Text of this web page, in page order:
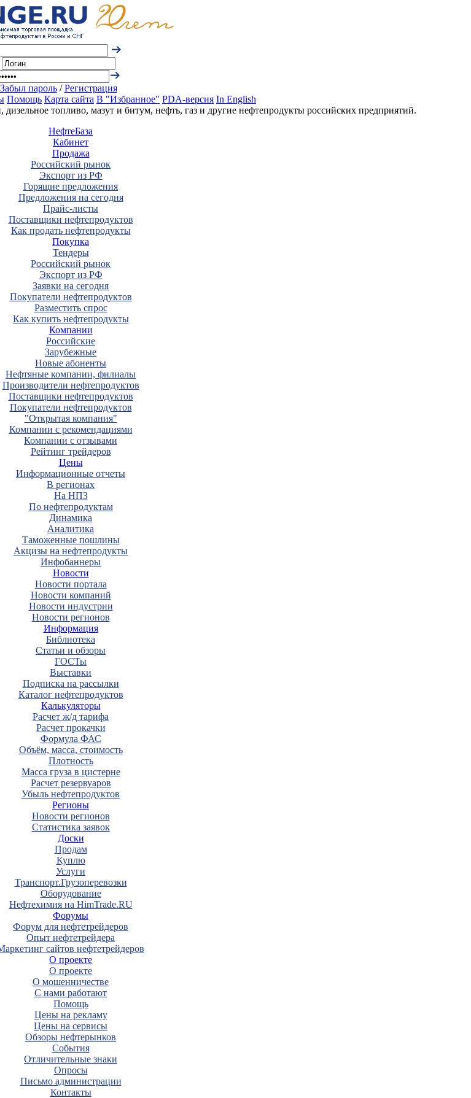
Забыл пароль/Регистрация
Помощь Карта сайта В "Избранное" PDA-версия In English
топливо, мазут и битум, нефть, газ и другие нефтепродукты российских предприятий.
НефтеБаза
Кабинет
Продажа
Российский рынок
Экспорт из РФ
Горящие предложения
Предложения на сегодня
Прайс-листы
Поставщики нефтепродуктов
Как продать нефтепродукты
Покупка
Тендеры
Российский рынок
Экспорт из РФ
Заявки на сегодня
Покупатели нефтепродуктов
Разместить спрос
Как купить нефтепродукты
Компании
Российские
Зарубежные
Новые абоненты
Нефтяные компании, филиалы
Производители нефтепродуктов
Поставщики нефтепродуктов
Покупатели нефтепродуктов
"Открытая компания"
Компании с рекомендациями
Компании с отзывами
Рейтинг трейдеров
Цены
Информационные отчеты
В регионах
На НПЗ
По нефтепродуктам
Динамика
Аналитика
Таможенные пошлины
Акцизы на нефтепродукты
Инфобаннеры
Новости
Новости портала
Новости компаний
Новости индустрии
Новости регионов
Информация
Библиотека
Статьи и обзоры
ГОСТы
Выставки
Подписка на рассылки
Каталог нефтепродуктов
Калькуляторы
Расчет ж/д тарифа
Расчет прокачки
Формула ФАС
Объём, масса, стоимость
Плотность
Масса груза в цистерне
Расчет резервуаров
Убыль нефтепродуктов
Регионы
Новости регионов
Статистика заявок
Доски
Продам
Куплю
Услуги
Транспорт.Грузоперевозки
Оборудование
Нефтехимия на HimTrade.RU
Форумы
Форум для нефтетрейдеров
Опыт нефтетрейдера
сайтов нефтетрейдеров
О проекте
О проекте
О мошенничестве
С нами работают
Помощь
Цены на рекламу
Цены на сервисы
Обзоры нефтерынков
События
Отличительные знаки
Опросы
Письмо администрации
Контакты